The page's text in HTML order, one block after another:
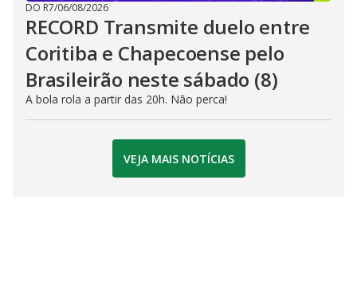
DO R7/06/08/2026
RECORD Transmite duelo entre
Coritiba e Chapecoense pelo
Brasileirão neste sábado (8)
A bola rola a partir das 20h. Não perca!
VEJA MAIS NOTÍCIAS